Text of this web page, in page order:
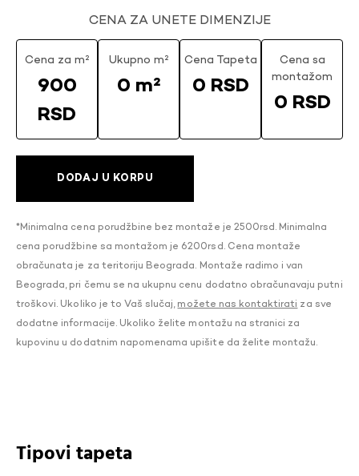
CENA ZA UNETE DIMENZIJE
Cena za m²
900
RSD
Ukupno m²
0 m²
Cena Tapeta
0 RSD
Cena sa
montažom
0 RSD
DODAJ U KORPU
*Minimalna cena porudžbine bez montaže je 2500rsd. Minimalna
cena porudžbine sa montažom je 6200rsd. Cena montaže
obračunata je za teritoriju Beograda. Montaže radimo i van
Beograda, pri čemu se na ukupnu cenu dodatno obračunavaju putni
troškovi. Ukoliko je to Vaš slučaj, možete nas kontaktirati za sve
dodatne informacije. Ukoliko želite montažu na stranici za
kupovinu u dodatnim napomenama upišite da želite montažu.
Tipovi tapeta